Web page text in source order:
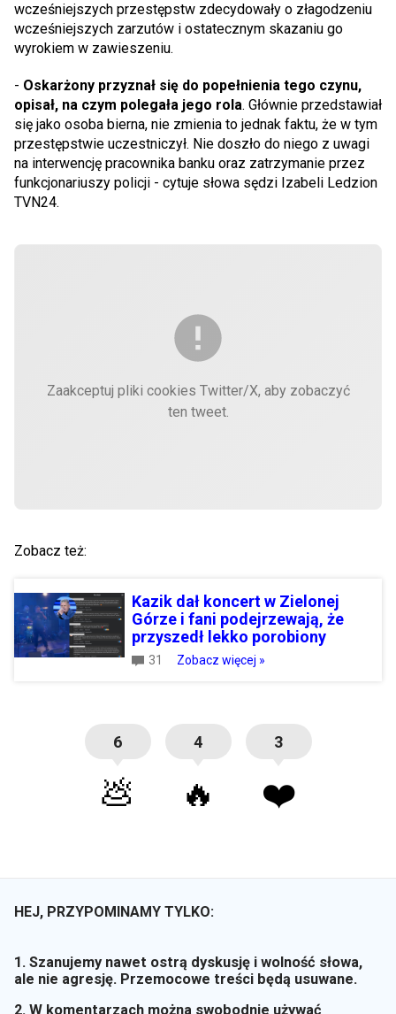
wcześniejszych przestępstw zdecydowały o złagodzeniu
wcześniejszych zarzutów i ostatecznym skazaniu go
wyrokiem w zawieszeniu.
- Oskarżony przyznał się do popełnienia tego czynu,
opisał, na czym polegała jego rola. Głównie przedstawiał
się jako osoba bierna, nie zmienia to jednak faktu, że w tym
przestępstwie uczestniczył. Nie doszło do niego z uwagi
na interwencję pracownika banku oraz zatrzymanie przez
funkcjonariuszy policji - cytuje słowa sędzi Izabeli Ledzion
TVN24.
Zaakceptuj pliki cookies Twitter/X, aby zobaczyć
ten tweet.
Zobacz też:
Kazik dał koncert w Zielonej
Górze i fani podejrzewają, że
przyszedł lekko porobiony
31 Zobacz więcej »
6
💩
4
🔥
3
❤️
HEJ, PRZYPOMINAMY TYLKO:
1. Szanujemy nawet ostrą dyskusję i wolność słowa,
ale nie agresję. Przemocowe treści będą usuwane.
2. W komentarzach można swobodnie używać